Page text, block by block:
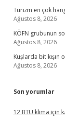
Turizm en çok
Ağustos 8, 2026
KÖFN grubunun
Ağustos 8, 2026
Kuşlarda bit kışın
Ağustos 8, 2026
Son yorumlar
12 BTU klima için